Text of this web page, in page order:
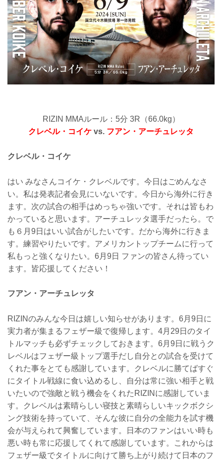
RIZIN MMAルール：5分 3R（66.0kg）
クレベル・コイケ vs. フアン・アーチュレッタ
クレベル・コイケ
はい みなさんコイケ・クレベルです。今日はごめんなさ
い。私は発表記者会見にいないです。今日から海外に行き
ます。次の試合の相手はめっちゃ強いです。それは皆もわ
かっていると思います。アーチュレッタ選手だったら。で
も６月9日はいい試合がしたいです。だから海外に行きま
す。練習やりたいです。アメリカントップチームに行って
私もっと強くなりたい。6月9日 ファンの皆さん待ってい
ます。皆応援してください！
フアン・アーチュレッタ
RIZINのみんな今日は嬉しい知らせがあります。6月9日に
実力者が集まるフェザー級で復帰します。4月29日のタイ
トルマッチも必ずチェックしておきます。6月9日に戦うク
レベルはフェザー級トップ選手だし自分との試合を受けて
くれた事をとても感謝しています。クレベルに勝てばすぐ
にタイトル戦線に食い込めるし、自分は常に強い相手と戦
いたいので強敵と戦う機会をくれたRIZINに感謝していま
す。クレベルは素晴らしい寝技と素晴らしいキックボクシ
ング技術を持っていて、そんな彼に自分の全能力を試す機
会が与えられて興奮しています。日本のファンはいい時も
悪い時も常に応援してくれて感謝しています。これからは
フェザー級でタイトルに向けて勝ち上がり続けて日本のフ